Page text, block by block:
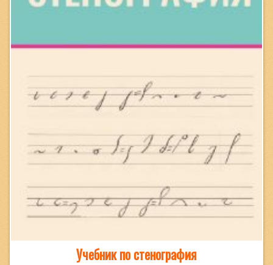
Учебник по стенография